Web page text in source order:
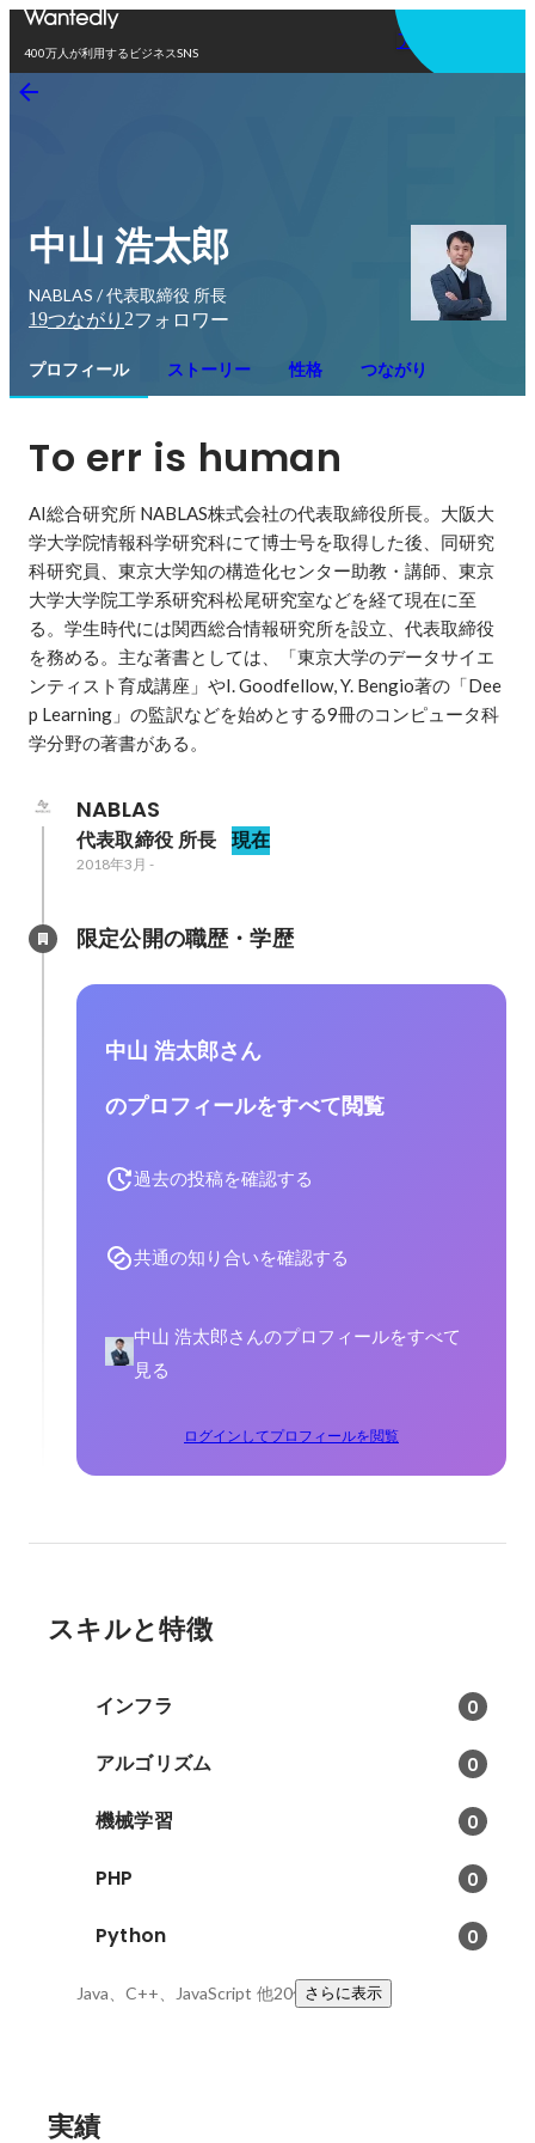
400万人が利用するビジネスSNS
アプリを使う
中山 浩太郎
NABLAS / 代表取締役 所長
19つながり 2フォロワー
プロフィール ストーリー 性格 つながり
To err is human
AI総合研究所 NABLAS株式会社の代表取締役所長。大阪大
学大学院情報科学研究科にて博士号を取得した後、同研究
科研究員、東京大学知の構造化センター助教・講師、東京
大学大学院工学系研究科松尾研究室などを経て現在に至
る。学生時代には関西総合情報研究所を設立、代表取締役
を務める。主な著書としては、「東京大学のデータサイエ
ンティスト育成講座」やI. Goodfellow, Y. Bengio著の「Dee
p Learning」の監訳などを始めとする9冊のコンピュータ科
学分野の著書がある。
NABLAS
代表取締役 所長 現在
2018年3月 -
限定公開の職歴・学歴
中山 浩太郎さん
のプロフィールをすべて閲覧
過去の投稿を確認する
共通の知り合いを確認する
中山 浩太郎さんのプロフィールをすべて
見る
ログインしてプロフィールを閲覧
スキルと特徴
インフラ 0
アルゴリズム 0
機械学習 0
PHP 0
Python 0
Java、C++、JavaScript 他20件さらに表示
実績